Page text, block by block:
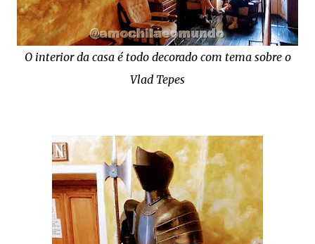
O interior da casa é todo decorado com tema sobre o
Vlad Tepes